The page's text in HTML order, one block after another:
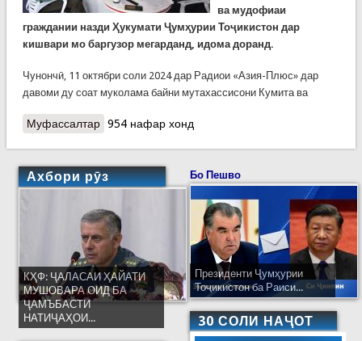
ва мудофиаи
граждании назди Ҳукумати Ҷумҳурии Тоҷикистон дар
кишвари мо баргузор мегарданд, идома доранд.
Чунончӣ, 11 октябри соли 2024 дар Радиои «Азия-Плюс» дар
давоми ду соат муколама байни мутахассисони Кумита ва
Муфассалтаро Радиовикторина дар Радиои «Азия-Плюс»
954 нафар хонд
Ахбори рӯз
КҲФ: ҶАЛАСАИ ҲАЙАТИ
МУШОВАРА ОИД БА
ҶАМЪБАСТИ
НАТИҶАҲОИ...
Бо Пешво
Президенти Ҷумҳурии
Тоҷикистон ба Раиси...
30 СОЛИ НАҶОТ